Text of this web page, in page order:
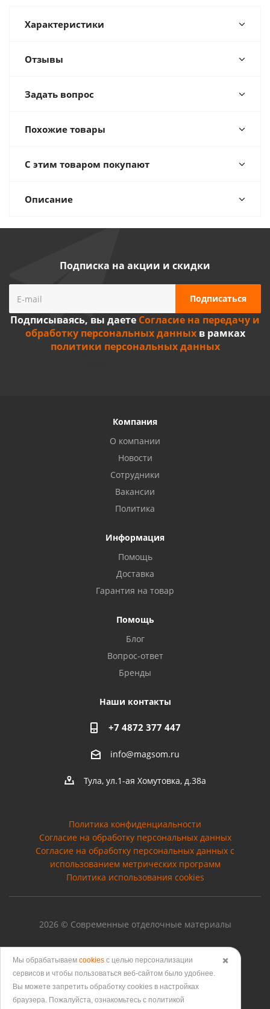
Характеристики
Отзывы
Задать вопрос
Похожие товары
С этим товаром покупают
Описание
Подписка на акции и скидки
Подписываясь, вы даете Согласие на передачу и
обработку персональных данныхв рамках
политики персональных данных
Компания
О компании
Новости
Сотрудники
Вакансии
Политика
Информация
Помощь
Доставка
Гарантия на товар
Помощь
Блог
Вопрос-ответ
Бренды
Наши контакты
+7 4872 377 447
info@magsom.ru
Тула, ул.1-ая Хомутовка, д.38а
Политика конфиденциальности
Согласие на обработку персональных данных
Cогласие на обработку персональных данных с
использованием метрических программ
Политика использования cookies
2026 © Современные отделочные материалы
Версия для печати
✖️
Мы обрабатываем cookies с целью персонализации
сервисов и чтобы пользоваться веб-сайтом было удобнее.
Вы можете запретить обработку сookies в настройках
браузера. Пожалуйста, ознакомьтесь с политикой